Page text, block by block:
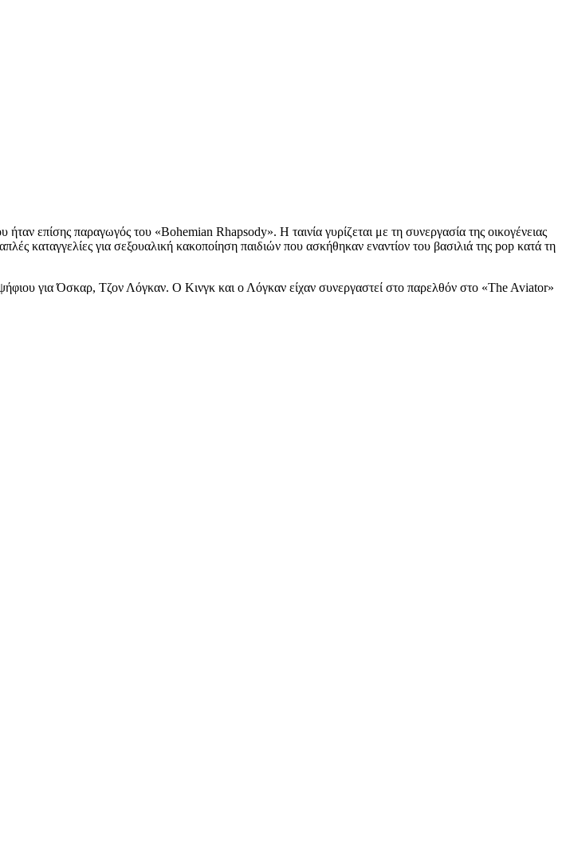
επίσης παραγωγός του «Bohemian Rhapsody». Η ταινία γυρίζεται με τη συνεργασία της οικογένειας
καταγγελίες για σεξουαλική κακοποίηση παιδιών που ασκήθηκαν εναντίον του βασιλιά της pop κατά τη
για Όσκαρ, Τζον Λόγκαν. Ο Κινγκ και ο Λόγκαν είχαν συνεργαστεί στο παρελθόν στο «The Aviator»